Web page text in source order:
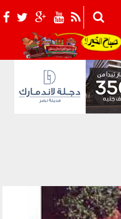
021_2.png